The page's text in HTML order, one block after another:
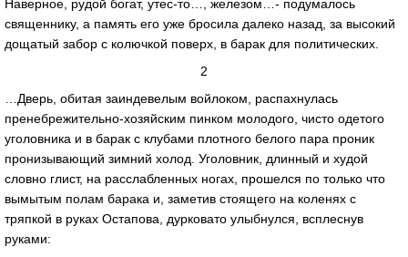
Наверное, рудой богат, утес-то…, железом…- подумалось
священнику, а память его уже бросила далеко назад, за высокий
дощатый забор с колючкой поверх, в барак для политических.
2
…Дверь, обитая заиндевелым войлоком, распахнулась
пренебрежительно-хозяйским пинком молодого, чисто одетого
уголовника и в барак с клубами плотного белого пара проник
пронизывающий зимний холод. Уголовник, длинный и худой
словно глист, на расслабленных ногах, прошелся по только что
вымытым полам барака и, заметив стоящего на коленях с
тряпкой в руках Остапова, дурковато улыбнулся, всплеснув
руками: